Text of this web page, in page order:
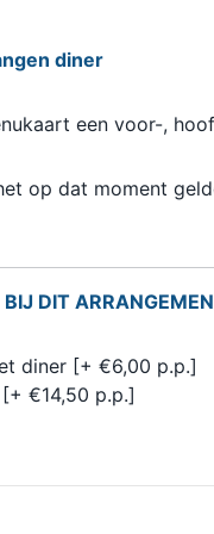
diner
een voor-,
op dat moment
BIJ DIT
diner [+ €6,00 p.p.]
€14,50 p.p.]